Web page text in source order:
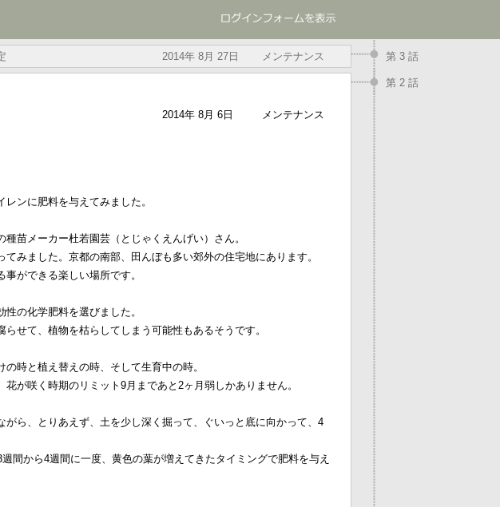
第 3 話
2014年 8月 27日 メンテナンス
第 2 話
2014年 8月 6日 メンテナンス
ンに肥料を与えてみました。
苗メーカー杜若園芸（とじゃくえんげい）さん。
みました。京都の南部、田んぼも多い郊外の住宅地にあります。
ができる楽しい場所です。
の化学肥料を選びました。
せて、植物を枯らしてしまう可能性もあるそうです。
時と植え替えの時、そして生育中の時。
が咲く時期のリミット9月まであと2ヶ月弱しかありません。
がら、とりあえず、土を少し深く掘って、ぐいっと底に向かって、4
間から4週間に一度、黄色の葉が増えてきたタイミングで肥料を与え